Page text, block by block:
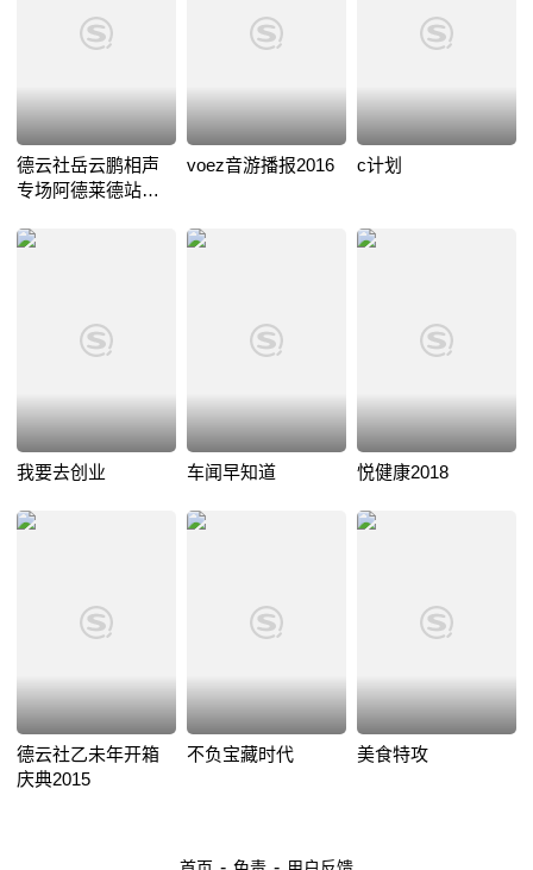
德云社岳云鹏相声
专场阿德莱德站
voez音游播报2016 c计划
我要去创业 车闻早知道 悦健康2018
德云社乙未年开箱
庆典2015
不负宝藏时代 美食特攻